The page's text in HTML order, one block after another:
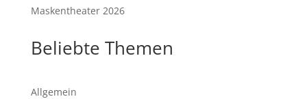
Maskentheater 2026
Beliebte Themen
Allgemein